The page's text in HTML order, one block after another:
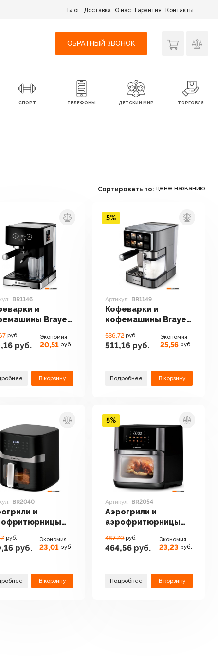
Блог Доставка О нас Гарантия Контакты
ОБРАТНЫЙ ЗВОНОК
СПОРТ ТЕЛЕФОНЫ ДЕТСКИЙ МИР ТОРГОВЛЯ
Сортировать по: цене названию
BR1146
и
Brayer
руб.
руб.
Экономия
20,51 руб.
В корзину
Артикул: BR1149
Кофеварки и
кофемашины Brayer
536.72 руб.
511,16 руб.
Экономия
25,56 руб.
Подробнее В корзину
5%
BR2040
и
руб.
руб.
Экономия
23,01 руб.
В корзину
Артикул: BR2054
Аэрогрили и
аэрофритюрницы
487.79 руб.
464,56 руб.
Экономия
23,23 руб.
Подробнее В корзину
5%